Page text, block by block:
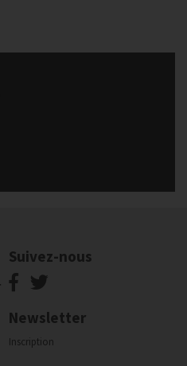
Suivez-nous
Newsletter
Inscription